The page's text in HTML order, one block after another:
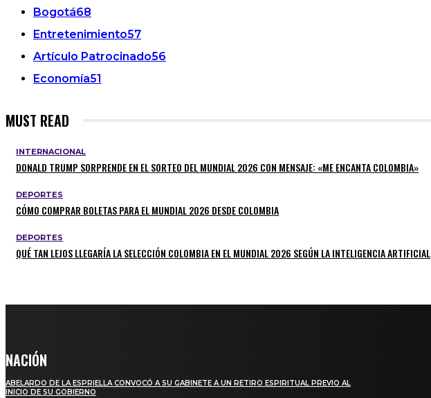
Bogotá68
Entretenimiento57
Artículo Patrocinado56
Economía51
MUST READ
INTERNACIONAL
DONALD TRUMP SORPRENDE EN EL SORTEO DEL MUNDIAL 2026 CON MENSAJE: «ME ENCANTA COLOMBIA»
DEPORTES
CÓMO COMPRAR BOLETAS PARA EL MUNDIAL 2026 DESDE COLOMBIA
DEPORTES
QUÉ TAN LEJOS LLEGARÍA LA SELECCIÓN COLOMBIA EN EL MUNDIAL 2026 SEGÚN LA INTELIGENCIA ARTIFICIAL
NACIÓN
ABELARDO DE LA ESPRIELLA CONVOCÓ A SU GABINETE A UN RETIRO ESPIRITUAL PREVIO AL
INICIO DE SU GOBIERNO